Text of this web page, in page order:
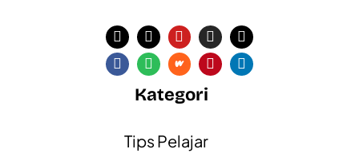
Kategori
Tips Pelajar